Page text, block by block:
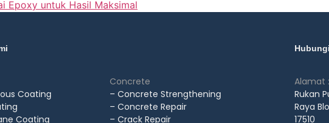
Epoxy untuk Hasil Maksimal
Coating
Coating
Concrete
– Concrete Strengthening
– Concrete Repair
– Crack Repair
Alamat :
Rukan
Raya
17510